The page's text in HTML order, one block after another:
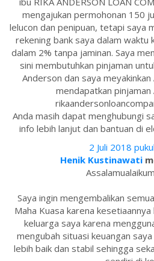
mengajukan permohonan 150
lelucon dan penipuan, tetapi saya
rekening bank saya dalam waktu
dalam 2% tanpa jaminan. Saya
sini membutuhkan pinjaman
Anderson dan saya meyakinkan
mendapatkan pinjaman
Anda masih dapat menghubungi
info lebih lanjut dan bantuan di
2 Juli 2018
Henik Kustinawati
Saya ingin mengembalikan
Maha Kuasa karena
keluarga saya karena
mengubah situasi keuangan
lebih baik dan stabil sehingga